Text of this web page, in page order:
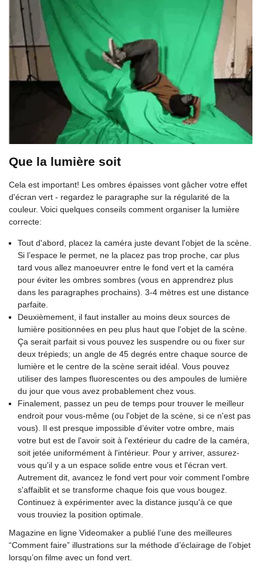
Que la lumière soit
Cela est important! Les ombres épaisses vont gâcher votre effet
d'écran vert - regardez le paragraphe sur la régularité de la
couleur. Voici quelques conseils comment organiser la lumière
correcte:
Tout d'abord, placez la caméra juste devant l'objet de la scène.
Si l’espace le permet, ne la placez pas trop proche, car plus
tard vous allez manoeuvrer entre le fond vert et la caméra
pour éviter les ombres sombres (vous en apprendrez plus
dans les paragraphes prochains). 3-4 mètres est une distance
parfaite.
Deuxièmement, il faut installer au moins deux sources de
lumière positionnées en peu plus haut que l'objet de la scène.
Ça serait parfait si vous pouvez les suspendre ou ou fixer sur
deux trépieds; un angle de 45 degrés entre chaque source de
lumière et le centre de la scène serait idéal. Vous pouvez
utiliser des lampes fluorescentes ou des ampoules de lumière
du jour que vous avez probablement chez vous.
Finalement, passez un peu de temps pour trouver le meilleur
endroit pour vous-même (ou l'objet de la scène, si ce n'est pas
vous). Il est presque impossible d’éviter votre ombre, mais
votre but est de l'avoir soit à l'extérieur du cadre de la caméra,
soit jetée uniformément à l'intérieur. Pour y arriver, assurez-
vous qu'il y a un espace solide entre vous et l'écran vert.
Autrement dit, avancez le fond vert pour voir comment l'ombre
s'affaiblit et se transforme chaque fois que vous bougez.
Continuez à expérimenter avec la distance jusqu'à ce que
vous trouviez la position optimale.
Magazine en ligne Videomaker a publié l’une des meilleures
“Comment faire” illustrations sur la méthode d’éclairage de l’objet
lorsqu’on filme avec un fond vert.